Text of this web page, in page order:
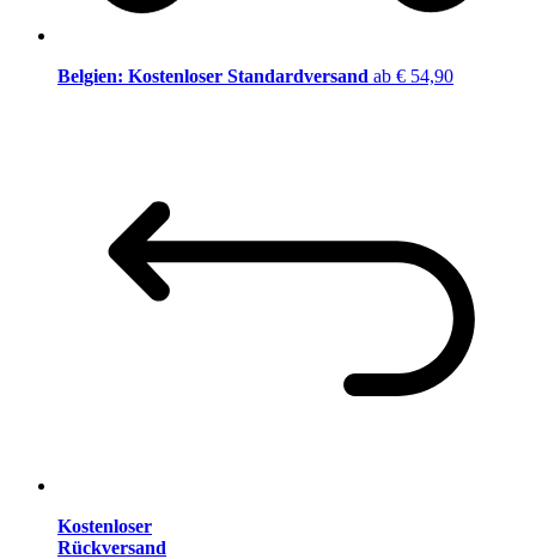
Belgien: Kostenloser Standardversand ab € 54,90
Kostenloser
Rückversand